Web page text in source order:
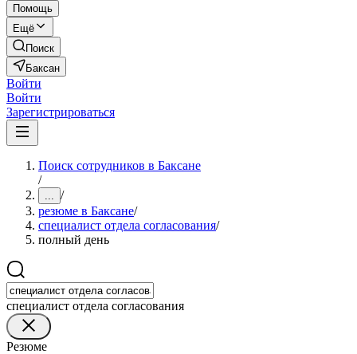
Помощь
Ещё
Поиск
Баксан
Войти
Войти
Зарегистрироваться
Поиск сотрудников в Баксане
/
... /
резюме в Баксане/
специалист отдела согласования/
полный день
специалист отдела согласования
Резюме